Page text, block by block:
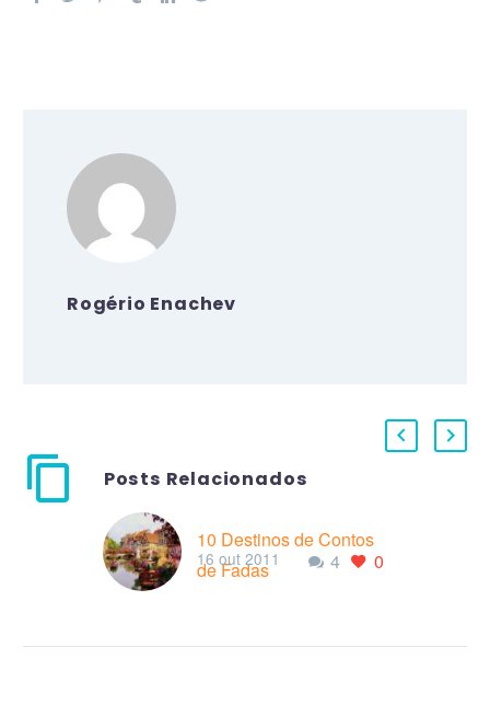
Rogério Enachev
Posts Relacionados
10 Destinos de Contos
de Fadas
4 0
16 out 2011